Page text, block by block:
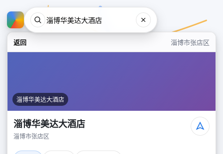
返回 淄博市张店区
淄博华美达大酒店
淄博华美达大酒店
淄博市张店区